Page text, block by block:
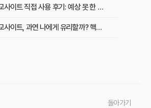
운전자보험 비교사이트 직접 사용 후기: 예상 못 한 단점과 알짜배기 혜택
운전자보험 비교사이트, 과연 나에게 유리할까? 핵심 정보 총정리
돌아가기